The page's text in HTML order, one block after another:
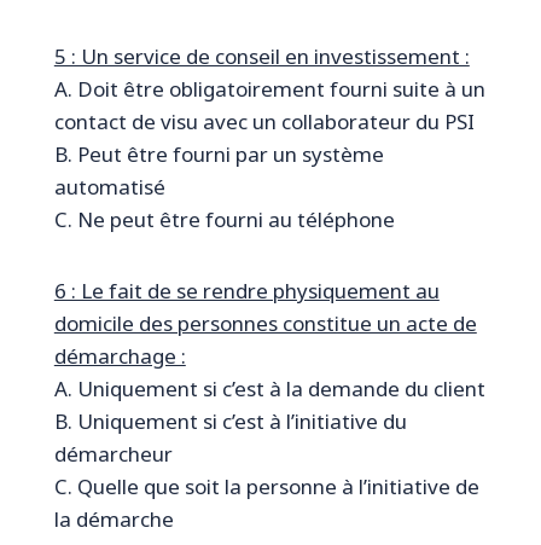
5 : Un service de conseil en investissement :
A. Doit être obligatoirement fourni suite à un
contact de visu avec un collaborateur du PSI
B. Peut être fourni par un système
automatisé
C. Ne peut être fourni au téléphone
6 : Le fait de se rendre physiquement au
domicile des personnes constitue un acte de
démarchage :
A. Uniquement si c’est à la demande du client
B. Uniquement si c’est à l’initiative du
démarcheur
C. Quelle que soit la personne à l’initiative de
la démarche